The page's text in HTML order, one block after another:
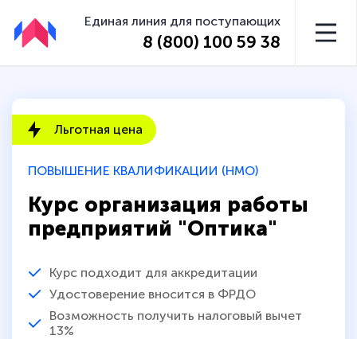
Единая линия для поступающих
8 (800) 100 59 38
ПОВЫШЕНИЕ КВАЛИФИКАЦИИ (НМО)
Курс организация работы
предприятий "Оптика"
Курс подходит для аккредитации
Удостоверение вносится в ФРДО
Возможность получить налоговый вычет
13%
Льготная цена